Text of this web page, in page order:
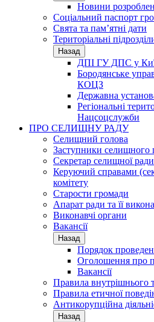
Новини
Соціальний паспорт
Свята та пам’ятні дати
Територіальні
Назад
ДПІ ГУ ДПС у
Бородянське
КОЦЗ
Державна
Регіональні
Нацсоцслужби
ПРО СЕЛИЩНУ РАДУ
Селищний голова
Заступники селищного
Секретар селищної ради
Керуючий справами
комітету
Старости громади
Апарат ради та її
Виконавчі органи
Вакансії
Назад
Порядок
Оголошення про
Вакансії
Правила внутрішнього
Правила етичної
Антикорупційна
Назад